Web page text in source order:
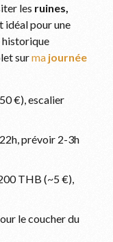
les ruines,
idéal pour une
historique
surma journée
€), escalier
prévoir 2-3h
THB (~5 €),
le coucher du